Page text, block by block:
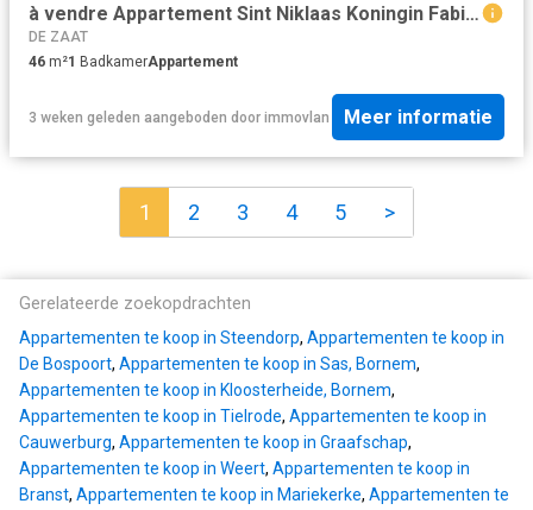
à vendre Appartement Sint Niklaas Koningin Fabiolapark
DE ZAAT
46 m²1 BadkamerAppartement
3 weken geleden aangeboden door immovlan Meer informatie
1 2 3 4 5 >
Gerelateerde zoekopdrachten
Appartementen te koop in Steendorp, Appartementen te koop in
De Bospoort, Appartementen te koop in Sas, Bornem,
Appartementen te koop in Kloosterheide, Bornem,
Appartementen te koop in Tielrode, Appartementen te koop in
Cauwerburg, Appartementen te koop in Graafschap,
Appartementen te koop in Weert, Appartementen te koop in
Branst, Appartementen te koop in Mariekerke, Appartementen te